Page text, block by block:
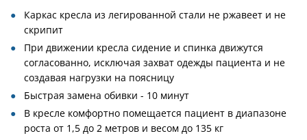
Каркас кресла из легированной стали не ржавеет и не
скрипит
При движении кресла сидение и спинка движутся
согласованно, исключая захват одежды пациента и не
создавая нагрузки на поясницу
Быстрая замена обивки - 10 минут
В кресле комфортно помещается пациент в диапазоне
роста от 1,5 до 2 метров и весом до 135 кг